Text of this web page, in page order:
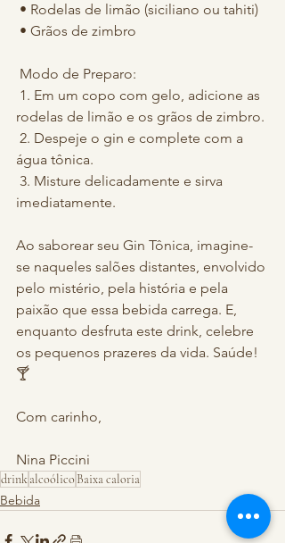
• Rodelas de limão (siciliano ou tahiti)
• Grãos de zimbro
Modo de Preparo:
rodelas de limão e os grãos de zimbro.
água tônica.
imediatamente.
Ao saborear seu Gin Tônica, imagine-
se naqueles salões distantes, envolvido
pelo mistério, pela história e pela
paixão que essa bebida carrega. E,
enquanto desfruta este drink, celebre
os pequenos prazeres da vida. Saúde!
🍸
Com carinho,
Nina Piccini
drinkalcoólico Baixa caloria
Bebida